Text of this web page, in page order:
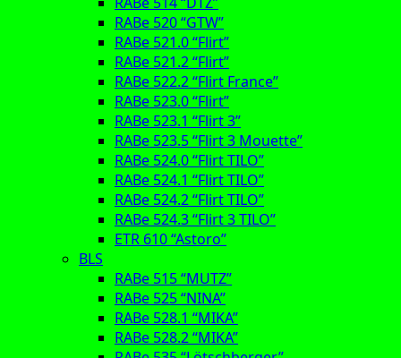
RABe 520 “GTW”
RABe 521.0 “Flirt”
RABe 521.2 “Flirt”
RABe 522.2 “Flirt France”
RABe 523.0 “Flirt”
RABe 523.1 “Flirt 3”
RABe 523.5 “Flirt 3 Mouette”
RABe 524.0 “Flirt TILO”
RABe 524.1 “Flirt TILO”
RABe 524.2 “Flirt TILO”
RABe 524.3 “Flirt 3 TILO”
ETR 610 “Astoro”
BLS
RABe 515 “MUTZ”
RABe 525 “NINA”
RABe 528.1 “MIKA”
RABe 528.2 “MIKA”